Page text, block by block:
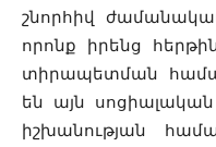
շնորհիվ
որոնք իրենց
տիրապետման
են այն
իշխանության